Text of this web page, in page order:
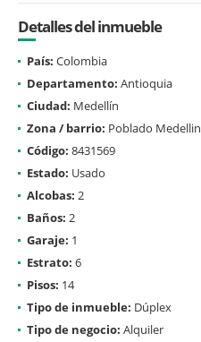
Detalles del inmueble
País: Colombia
Departamento: Antioquia
Ciudad: Medellín
Zona / barrio: Poblado Medellin
Código: 8431569
Estado: Usado
Alcobas: 2
Baños: 2
Garaje: 1
Estrato: 6
Pisos: 14
Tipo de inmueble: Dúplex
Tipo de negocio: Alquiler